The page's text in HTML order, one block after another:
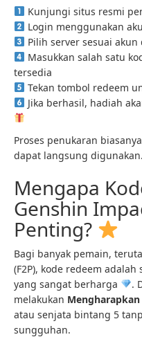
Kunjungi situs resmi
Login menggunakan
Pilih server sesuai
Masukkan salah satu
tersedia
Tekan tombol redeem
Jika berhasil, hadiah
Proses penukaran
dapat langsung digunakan.
Mengapa
Genshin
Penting?
Bagi banyak pemain,
(F2P), kode redeem
yang sangat berharga
.
melakukan Mengharapkan
atau senjata bintang 5
sungguhan.